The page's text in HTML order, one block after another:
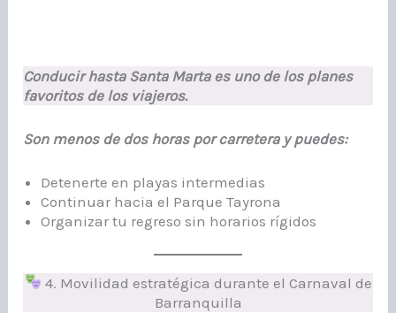
Conducir hasta Santa Marta es uno de los planes
favoritos de los viajeros.
Son menos de dos horas por carretera y puedes:
Detenerte en playas intermedias
Continuar hacia el Parque Tayrona
Organizar tu regreso sin horarios rígidos
4. Movilidad estratégica durante el Carnaval de
Barranquilla